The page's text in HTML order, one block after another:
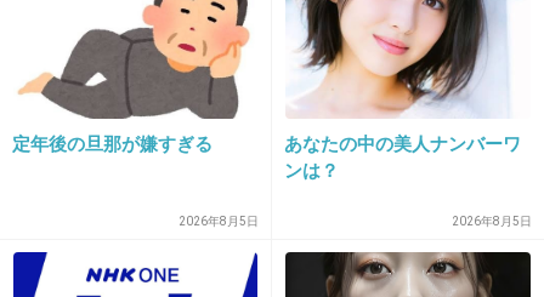
2018/11/16(金) 11:02:22
ファンいても映画見に行く程のファンいないでしょ
+8 -1
2018/11/16(金) 11:04:05
アナーキーはすごいよ
リアルでゲトーな街で生きてきたし、本当に成り上がりな
定年後の旦那が嫌すぎる
2026年8月5日
あなたの中の美人ナンバーワ
ンは？
2026年8月5日